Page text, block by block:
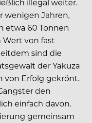
illegal weiter.
wenigen Jahren,
etwa 60 Tonnen
von fast
sind die
der Yakuza
von Erfolg gekrönt.
den
einfach davon.
gemeinsam